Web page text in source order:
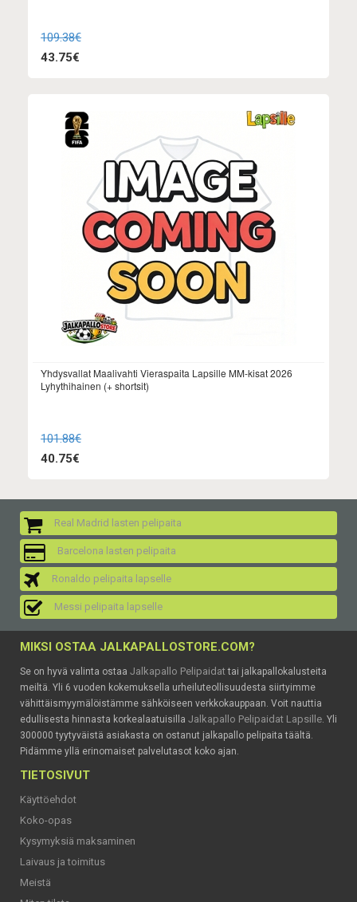
109.38€
43.75€
Yhdysvallat Maalivahti Vieraspaita Lapsille MM-kisat 2026
Lyhythihainen (+ shortsit)
101.88€
40.75€
Real Madrid lasten pelipaita
Barcelona lasten pelipaita
Ronaldo pelipaita lapselle
Messi pelipaita lapselle
MIKSI OSTAA JALKAPALLOSTORE.COM?
Se on hyvä valinta ostaa Jalkapallo Pelipaidattai jalkapallokalusteita
meiltä. Yli 6 vuoden kokemuksella urheiluteollisuudesta siirtyimme
vähittäismyymälöistämme sähköiseen verkkokauppaan. Voit nauttia
edullisesta hinnasta korkealaatuisilla Jalkapallo Pelipaidat Lapsille. Yli
300000 tyytyväistä asiakasta on ostanut jalkapallo pelipaita täältä.
Pidämme yllä erinomaiset palvelutasot koko ajan.
TIETOSIVUT
Käyttöehdot
Koko-opas
Kysymyksiä maksaminen
Laivaus ja toimitus
Meistä